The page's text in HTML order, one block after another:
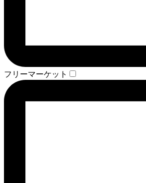
フリーマーケット